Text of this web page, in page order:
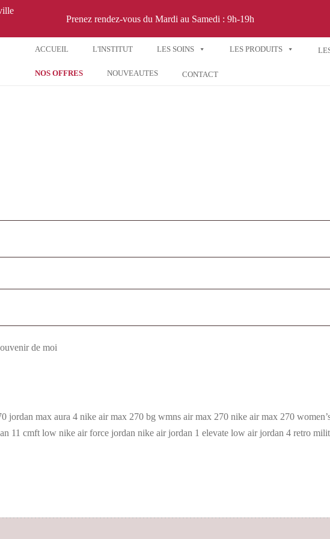
Prenez rendez-vous du Mardi au Samedi : 9h-19h
ACCUEIL L'INSTITUT LES SOINS LES PRODUITS
NOS OFFRES NOUVEAUTES CONTACT
de moi
jordan max aura 4 nike air max 270 bg wmns air max 270 nike air max 270
11 cmft low nike air force jordan nike air jordan 1 elevate low air jordan 4 retro